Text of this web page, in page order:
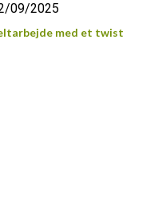
09/2025
med et twist